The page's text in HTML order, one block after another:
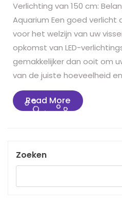
Verlichting van 150 cm:
Aquarium Een goed verlicht
voor het welzijn van uw
opkomst van LED-
gemakkelijker dan ooit om
van de juiste hoeveelheid
Read MoreRead
More
Zoeken